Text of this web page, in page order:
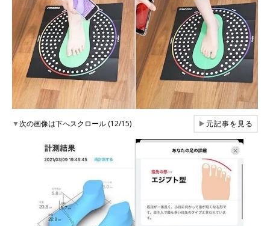
▼次の画像は下へスクロール (12/15) ▶元記事を見る